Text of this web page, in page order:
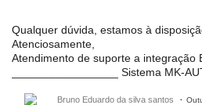
Qualquer dúvida, estamos à
Atenciosamente,
Atendimento de suporte a integração
_________________ Sistema MK-
Bruno Eduardo da silva santos